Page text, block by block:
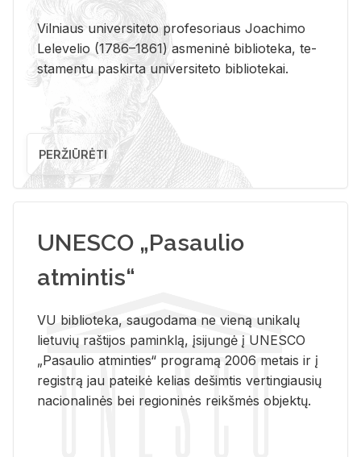
Vil­niaus uni­ver­si­te­to pro­fe­so­riaus Jo­a­chi­mo
Le­le­ve­lio (1786–1861) as­me­ni­nė bi­b­lio­te­ka, te­
sta­men­tu pa­skir­ta uni­ver­si­te­to bi­b­lio­te­kai.
PERŽIŪRĖTI
UNESCO „Pasaulio
atmintis“
VU biblioteka, saugodama ne vieną unikalų
lietuvių raštijos paminklą, įsijungė į UNESCO
„Pasaulio atminties“ programą 2006 metais ir į
registrą jau pateikė kelias dešimtis vertingiausių
nacionalinės bei regioninės reikšmės objektų.